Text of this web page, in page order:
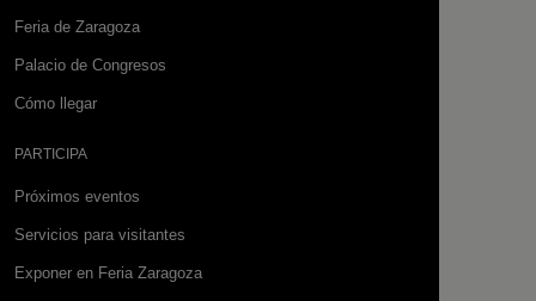
Feria de Zaragoza
Palacio de Congresos
Cómo llegar
PARTICIPA
Próximos eventos
Servicios para visitantes
Exponer en Feria Zaragoza